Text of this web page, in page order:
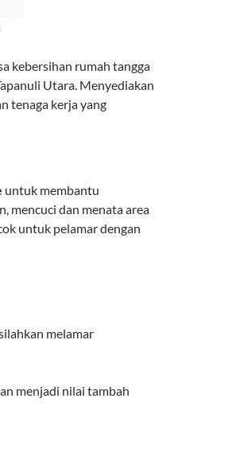
kebersihan rumah tangga
Utara. Menyediakan
tenaga kerja yang
untuk membantu
mencuci dan menata area
untuk pelamar dengan
melamar
menjadi nilai tambah